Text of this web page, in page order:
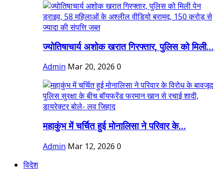
ज्योतिषाचार्य अशोक खरात गिरफ्तार, पुलिस को मिली...
Admin Mar 20, 2026 0
महाकुंभ में चर्चित हुई मोनालिसा ने परिवार के...
Admin Mar 12, 2026 0
विदेश